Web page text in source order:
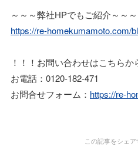
～～～弊社HPでもご紹介～～～
https://re-homekumamoto.com/
！！！お問い合わせはこちらか
お電話：0120-182-471
お問合せフォーム： https://re-
この記事をシェア